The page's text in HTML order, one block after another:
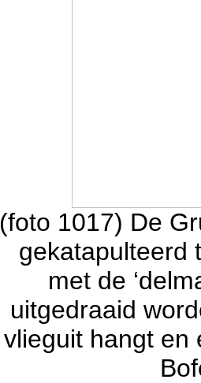
(foto 1017) De
gekatapulteerd
met de
uitgedraaid
vlieguit hangt en